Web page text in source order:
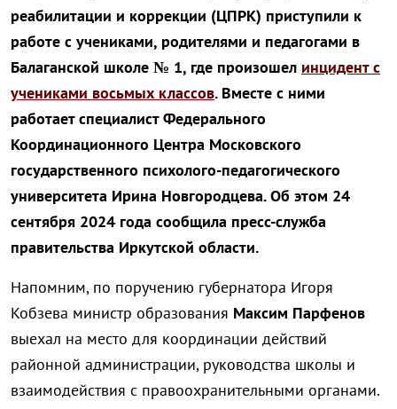
реабилитации и коррекции (ЦПРК) приступили к
работе с учениками, родителями и педагогами в
Балаганской школе № 1, где произошел инцидент с
учениками восьмых классов. Вместе с ними
работает специалист Федерального
Координационного Центра Московского
государственного психолого-педагогического
университета Ирина Новгородцева. Об этом 24
сентября 2024 года сообщила пресс-служба
правительства Иркутской области.
Напомним, по поручению губернатора Игоря
Кобзева министр образования Максим Парфенов
выехал на место для координации действий
районной администрации, руководства школы и
взаимодействия с правоохранительными органами.